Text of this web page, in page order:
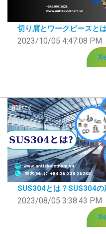
切り屑とワークピースと
2023/10/05 4:47:08 PM
SUS304とは？SUS304の
2023/08/05 3:38:43 PM